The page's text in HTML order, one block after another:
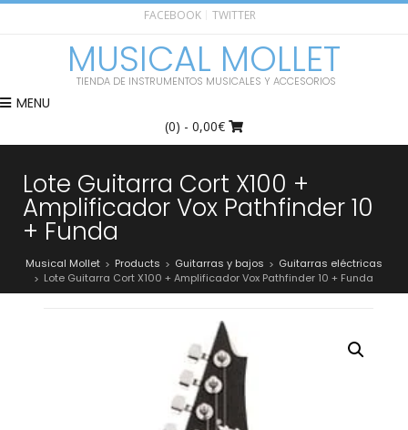
FACEBOOK TWITTER
MUSICAL MOLLET
TIENDA DE INSTRUMENTOS MUSICALES Y ACCESORIOS
MENU
(0) - 0,00€
Lote Guitarra Cort X100 +
Amplificador Vox Pathfinder 10
+ Funda
Musical Mollet > Products > Guitarras y bajos > Guitarras eléctricas
> Lote Guitarra Cort X100 + Amplificador Vox Pathfinder 10 + Funda